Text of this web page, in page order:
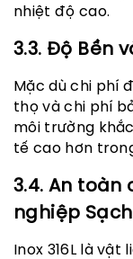
nhiệt độ cao.
3.3. Độ Bền
Mặc dù chi phí
thọ và chi phí
môi trường
tế cao hơn
3.4. An toàn
nghiệp Sạch
Inox 316L là